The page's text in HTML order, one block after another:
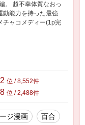
。 超不幸体質なおっ
動能力を持った最強
チャコメディー(1p完
位 / 8,552件
位 / 2,488件
ジ漫画
百合